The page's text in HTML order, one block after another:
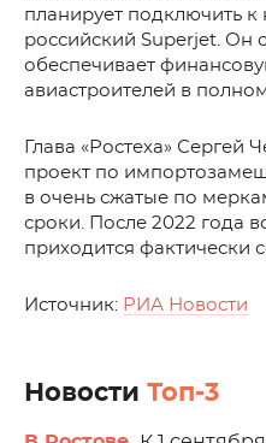
планирует подключить
российский Superjet. Он
обеспечивает
авиастроителей в
Глава «Ростеха» Сергей
проект по
в очень сжатые по
сроки. После 2022 года
приходится фактически
Источник: РИА Новости
Новости Топ-3